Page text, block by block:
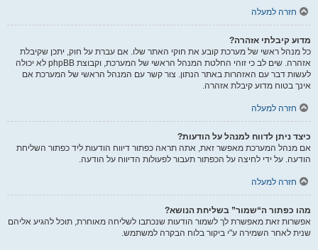
חזרה למעלה
מדוע קיבלתי אזהרה?
כל מנהל ראשי של מערכת קובע את חוקי האתר שלו. אם עברת על חוק, יתכן שקיבלת
אזהרה. שים לב כי זוהי החלטת המנהל הראשי של המערכת, וקבוצת phpBB לא יכולה
לעשות דבר עם האזהרות באתר הנתון. צור קשר עם המנהל הראשי של המערכת אם
אינך בטוח מדוע קיבלת אזהרה.
חזרה למעלה
כיצד ניתן לדווח למנהל על הודעות?
אם מנהל המערכת מאפשר זאת, אתה תראה כפתור דיווח הודעות ליד כפתור השליחת
הודעה. על ידי לחיצה על הכפתור תעבור לפעולות הדיווח על הודעה.
חזרה למעלה
מהו כפתור ה“שמור” בשליחת הנושא?
אפשרות זאת מאפשרת לך לשמור הודעות שנכתבו לשליחה מאוחרת, תוכל להגיע אליהם
שנית לאחר השמירה ע"י ביקור בלוח הבקרה למשתמש.